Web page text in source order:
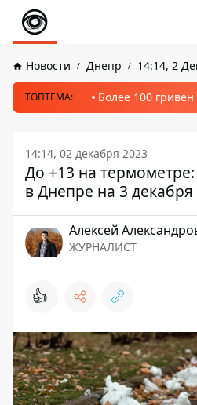
Новости Днепр 14:14, 2
ТОПТЕМА: Более 100
14:14, 02 декабря 2023
До +13 на
в Днепре на 3 декабря
Алексей
ЖУРНАЛИСТ
👍